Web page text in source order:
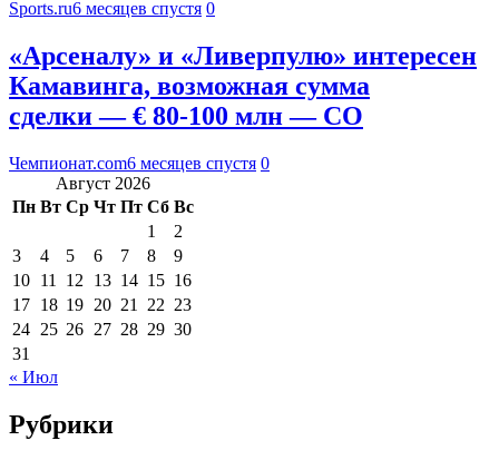
Sports.ru6 месяцев спустя 0
«Арсеналу» и «Ливерпулю» интересен
Камавинга, возможная сумма
сделки — € 80-100 млн — CO
Чемпионат.com6 месяцев спустя 0
Август 2026
Пн Вт Ср Чт Пт Сб Вс
1
2
3
4 5 6 7 8
9
10 11 12 13 14 15 16
17 18 19 20 21 22 23
24 25 26 27 28 29 30
31
« Июл
Рубрики